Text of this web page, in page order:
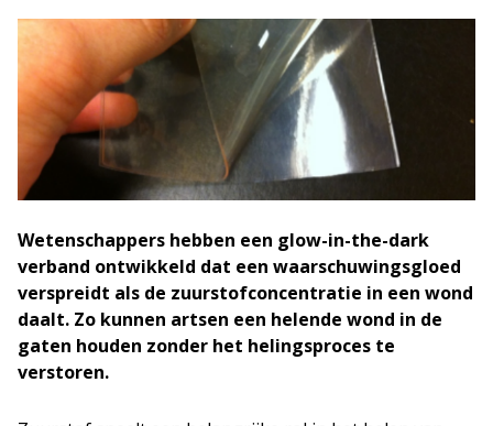
Wetenschappers hebben een glow-in-the-dark
verband ontwikkeld dat een waarschuwingsgloed
verspreidt als de zuurstofconcentratie in een wond
daalt. Zo kunnen artsen een helende wond in de
gaten houden zonder het helingsproces te
verstoren.